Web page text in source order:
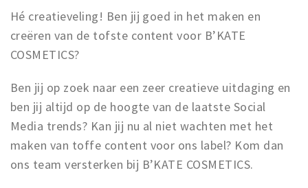
Inloggen
Hé creatieveling! Ben jij goed in het maken en
creëren van de tofste content voor B’KATE
COSMETICS?
Ben jij op zoek naar een zeer creatieve uitdaging en
ben jij altijd op de hoogte van de laatste Social
Media trends? Kan jij nu al niet wachten met het
maken van toffe content voor ons label? Kom dan
ons team versterken bij B’KATE COSMETICS.